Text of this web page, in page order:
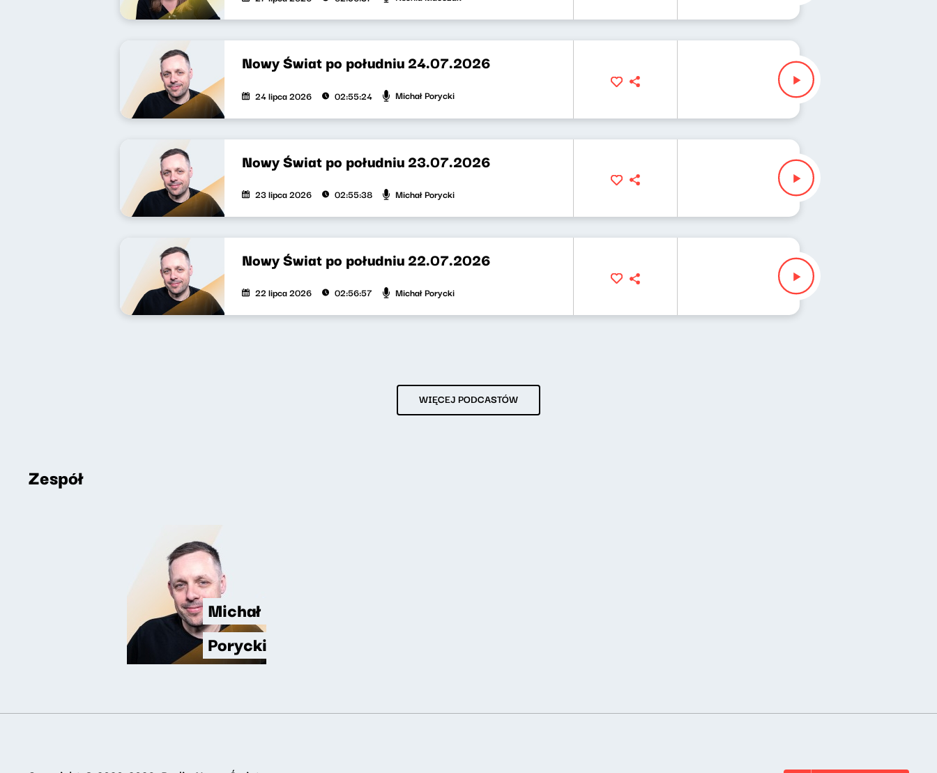
Nowy Świat po południu 24.07.2026
24 lipca 2026 02:55:24 Michał Porycki
Nowy Świat po południu 23.07.2026
23 lipca 2026 02:55:38 Michał Porycki
Nowy Świat po południu 22.07.2026
22 lipca 2026 02:56:57 Michał Porycki
WIĘCEJ PODCASTÓW
Zespół
Michał
Porycki